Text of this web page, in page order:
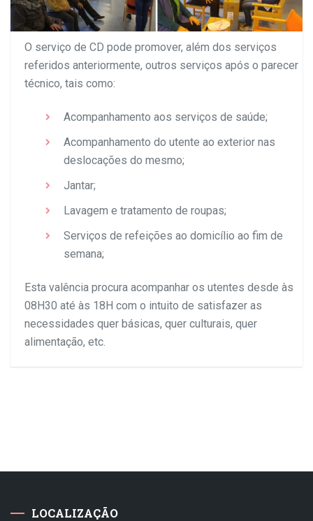
O serviço de CD pode promover, além dos serviços
referidos anteriormente, outros serviços após o parecer
técnico, tais como:
Acompanhamento aos serviços de saúde;
Acompanhamento do utente ao exterior nas
deslocações do mesmo;
Jantar;
Lavagem e tratamento de roupas;
Serviços de refeições ao domicílio ao fim de
semana;
Esta valência procura acompanhar os utentes desde às
08H30 até às 18H com o intuito de satisfazer as
necessidades quer básicas, quer culturais, quer
alimentação, etc.
LOCALIZAÇÃO